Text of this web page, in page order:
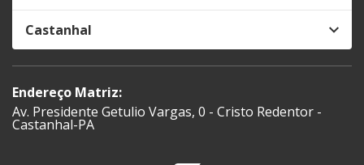
Castanhal
Endereço Matriz:
Av. Presidente Getulio Vargas, 0 - Cristo Redentor -
Castanhal-PA